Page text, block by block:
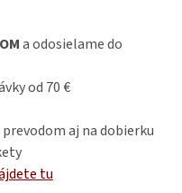
a odosielame do
od 70 €
aj na dobierku
tu